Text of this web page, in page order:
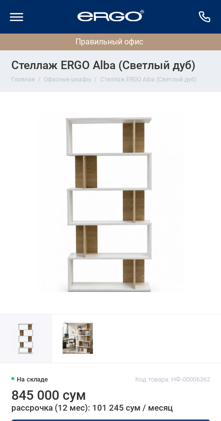
Стеллаж ERGO Alba (Светлый дуб)
Главная Офисные шкафы Стеллаж ERGO Alba (Светлый дуб)
На складе Код товара: НФ-00006362
845 000 сум
рассрочка (12 мес): 101 245 сум / месяц